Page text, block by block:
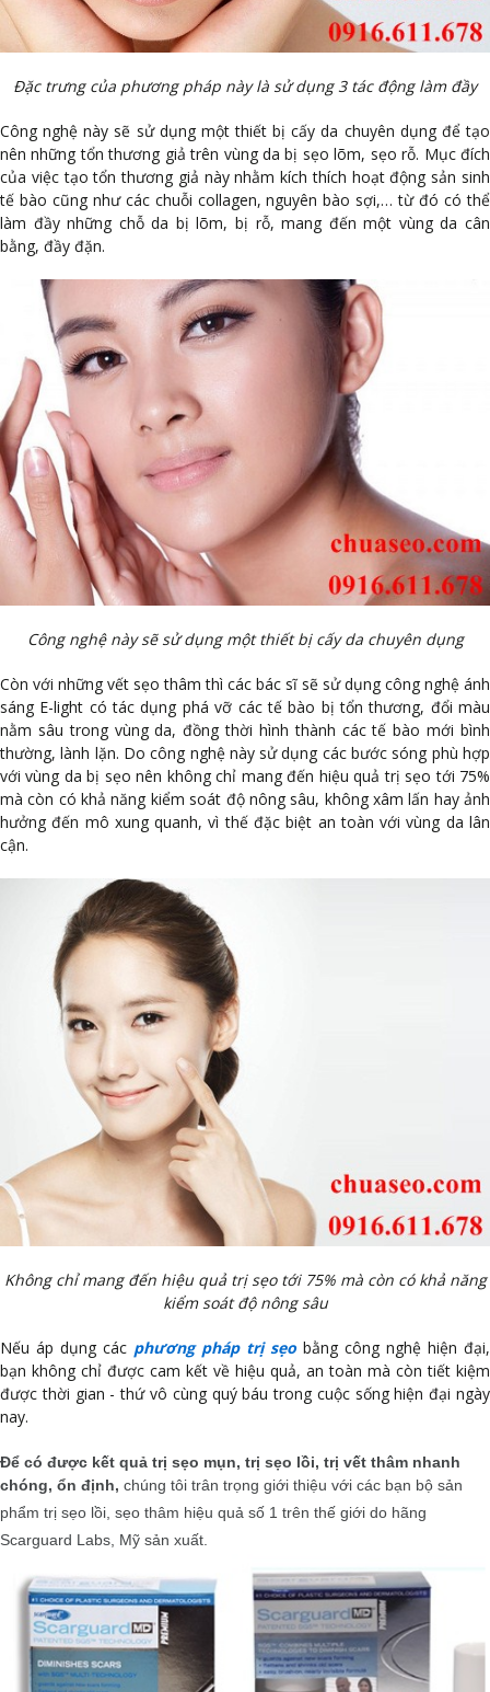
Đặc trưng của phương pháp này là sử dụng 3 tác động làm đầy
Công nghệ này sẽ sử dụng một thiết bị cấy da chuyên dụng để tạo
nên những tổn thương giả trên vùng da bị sẹo lõm, sẹo rỗ. Mục đích
của việc tạo tổn thương giả này nhằm kích thích hoạt động sản sinh
tế bào cũng như các chuỗi collagen, nguyên bào sợi,… từ đó có thể
làm đầy những chỗ da bị lõm, bị rỗ, mang đến một vùng da cân
bằng, đầy đặn.
Công nghệ này sẽ sử dụng một thiết bị cấy da chuyên dụng
Còn với những vết sẹo thâm thì các bác sĩ sẽ sử dụng công nghệ ánh
sáng E-light có tác dụng phá vỡ các tế bào bị tổn thương, đổi màu
nằm sâu trong vùng da, đồng thời hình thành các tế bào mới bình
thường, lành lặn. Do công nghệ này sử dụng các bước sóng phù hợp
với vùng da bị sẹo nên không chỉ mang đến hiệu quả trị sẹo tới 75%
mà còn có khả năng kiểm soát độ nông sâu, không xâm lấn hay ảnh
hưởng đến mô xung quanh, vì thế đặc biệt an toàn với vùng da lân
cận.
Không chỉ mang đến hiệu quả trị sẹo tới 75% mà còn có khả năng
kiểm soát độ nông sâu
Nếu áp dụng các phương pháp trị sẹobằng công nghệ hiện đại,
bạn không chỉ được cam kết về hiệu quả, an toàn mà còn tiết kiệm
được thời gian - thứ vô cùng quý báu trong cuộc sống hiện đại ngày
nay.
Để có được kết quả trị sẹo mụn, trị sẹo lồi, trị vết thâm nhanh
chóng, ổn định, chúng tôi trân trọng giới thiệu với các bạn bộ sản
phẩm trị sẹo lồi, sẹo thâm hiệu quả số 1 trên thế giới do hãng
Scarguard Labs, Mỹ sản xuất.